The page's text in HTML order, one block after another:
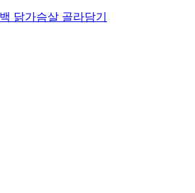
닭가슴살 골라담기